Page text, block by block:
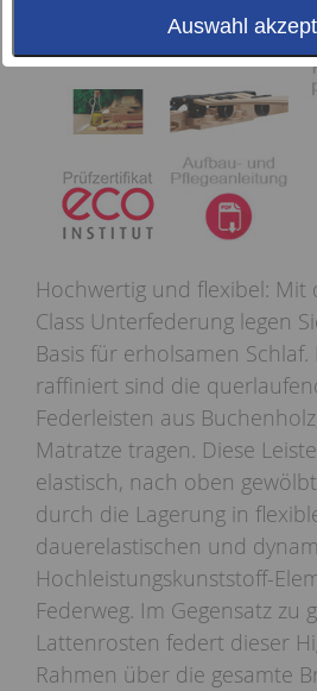
Auswahl
Hochwertig und flexibel: Mit
Class Unterfederung legen
Basis für erholsamen
raffiniert sind die
Federleisten aus
Matratze tragen. Diese
elastisch, nach oben
durch die Lagerung in
dauerelastischen und
Hochleistungskunststoff-
Federweg. Im Gegensatz zu
Lattenrosten federt dieser
Rahmen über die gesamte